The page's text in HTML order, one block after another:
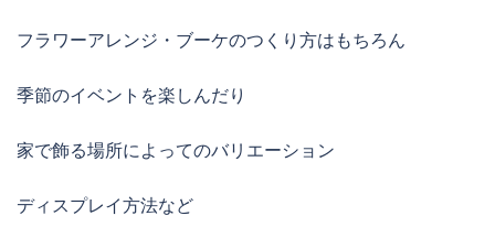
フラワーアレンジ・ブーケのつくり方はもちろん
季節のイベントを楽しんだり
家で飾る場所によってのバリエーション
ディスプレイ方法など